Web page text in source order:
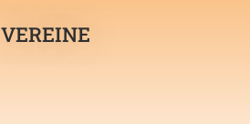
VEREINE